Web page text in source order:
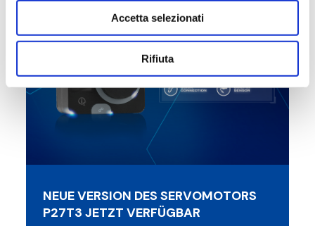
Accetta selezionati
Rifiuta
NEUE VERSION DES SERVOMOTORS
P27T3 JETZT VERFÜGBAR